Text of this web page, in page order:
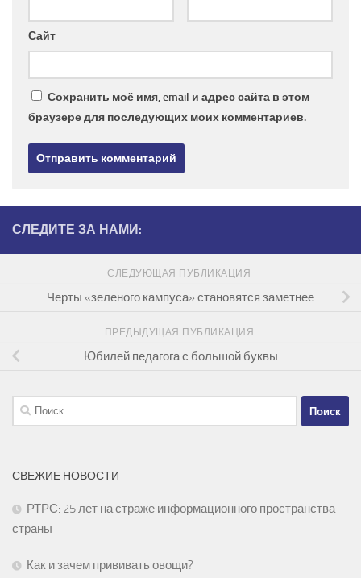
Сайт
Сохранить моё имя, email и адрес сайта в этом
браузере для последующих моих комментариев.
СЛЕДИТЕ ЗА НАМИ:
СЛЕДУЮЩАЯ ПУБЛИКАЦИЯ
Черты «зеленого кампуса» становятся заметнее
ПРЕДЫДУЩАЯ ПУБЛИКАЦИЯ
Юбилей педагога с большой буквы
Найти:
СВЕЖИЕ НОВОСТИ
РТРС: 25 лет на страже информационного пространства
страны
Как и зачем прививать овощи?